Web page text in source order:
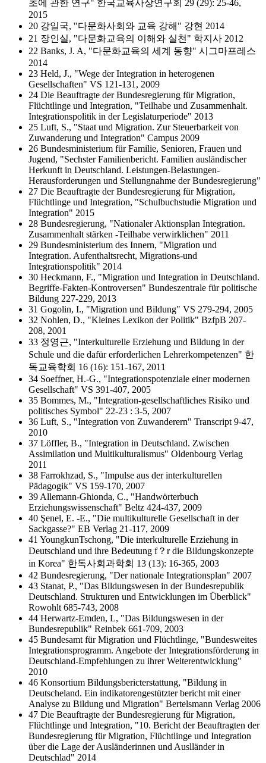
초에 관한 연구" 한국교육사상연구회 29 (29): 25-46,
2015
20 강일국, "다문화사회와 교육 강해" 강현 2014
21 장인실, "다문화교육의 이해와 실천" 학지사 2012
22 Banks, J. A, "다문화교육의 세계 동향" 시그마프레스
2014
23 Held, J., "Wege der Integration in heterogenen
Gesellschaften" VS 121-131, 2009
24 Die Beauftragte der Bundesregierung für Migration,
Flüchtlinge und Integration, "Teilhabe und Zusammenhalt.
Integrationspolitik in der Legislaturperiode" 2013
25 Luft, S., "Staat und Migration. Zur Steuerbarkeit von
Zuwanderung und Integration" Campus 2009
26 Bundesministerium für Familie, Senioren, Frauen und
Jugend, "Sechster Familienbericht. Familien ausländischer
Herkunft in Deutschland. Leistungen-Belastungen-
Herausforderungen und Stellungnahme der Bundesregierung"
27 Die Beauftragte der Bundesregierung für Migration,
Flüchtlinge und Integration, "Schulbuchstudie Migration und
Integration" 2015
28 Bundesregierung, "Nationaler Aktionsplan Integration.
Zusammenhalt stärken -Teilhabe verwirklichen" 2011
29 Bundesministerium des Innern, "Migration und
Integration. Aufenthaltsrecht, Migrations-und
Integrationspolitik" 2014
30 Heckmann, F., "Migration und Integration in Deutschland.
Begriffe-Fakten-Kontroversen" Bundeszentrale für politische
Bildung 227-229, 2013
31 Gogolin, I., "Migration und Bildung" VS 279-294, 2005
32 Nohlen, D., "Kleines Lexikon der Politik" BzfpB 207-
208, 2001
33 정영근, "Interkulturelle Erziehung und Bildung in der
Schule und die dafür erforderlichen Lehrerkompetenzen" 한
독교육학회 16 (16): 151-167, 2011
34 Soeffner, H.-G., "Integrationspotenziale einer modernen
Gesellschaft" VS 391-407, 2005
35 Bommes, M., "Integration-gesellschaftliches Risiko und
politisches Symbol" 22-23 : 3-5, 2007
36 Luft, S., "Integration von Zuwanderern" Transcript 9-47,
2010
37 Löffler, B., "Integration in Deutschland. Zwischen
Assimilation und Multikulturalismus" Oldenbourg Verlag
2011
38 Farrokhzad, S., "Impulse aus der interkulturellen
Pädagogik" VS 159-170, 2007
39 Allemann-Ghionda, C., "Handwörterbuch
Erziehungswissenschaft" Beltz 424-437, 2009
40 Şenel, E. -E., "Die multikulturelle Gesellschaft in der
Sackgasse?" EB Verlag 21-117, 2009
41 YoungkunTschong, "Die interkulturelle Erziehung in
Deutschland und ihre Bedeutung f？r die Bildungskonzepte
in Korea" 한독사회과학회 13 (13): 16-365, 2003
42 Bundesregierung, "Der nationale Integrationsplan" 2007
43 Stanat, P., "Das Bildungswesen in der Bundesrepublik
Deutschland. Strukturen und Entwicklungen im Überblick"
Rowohlt 685-743, 2008
44 Herwartz-Emden, L, "Das Bildungswesen in der
Bundesrepublik" Reinbek 661-709, 2003
45 Bundesamt für Migration und Flüchtlinge, "Bundesweites
Integrationsprogramm. Angebote der Integrationsförderung in
Deutschland-Empfehlungen zu ihrer Weiterentwicklung"
2010
46 Konsortium Bildungsbericterstattung, "Bildung in
Deutscheland. Ein indikatorengestützter bericht mit einer
Analyse zu Bildung und Migration" Bertelsmann Verlag 2006
47 Die Beauftragte der Bundesregierung für Migration,
Flüchtlinge und Integration, "10. Bericht der Beauftragten der
Bundesregierung für Migration, Flüchtlinge und Integration
über die Lage der Ausländerinnen und Auslländer in
Deutschlad" 2014